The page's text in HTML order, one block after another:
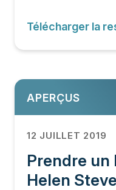
Télécharger la
APERÇUS
12 JUILLET 2019
Prendre
Helen